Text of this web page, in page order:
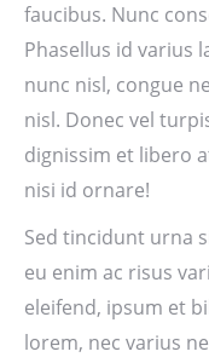
faucibus. Nunc
Phasellus id varius
nunc nisl, congue
nisl. Donec vel
dignissim et libero
nisi id ornare!
Sed tincidunt urna
eu enim ac risus
eleifend, ipsum et
lorem, nec varius